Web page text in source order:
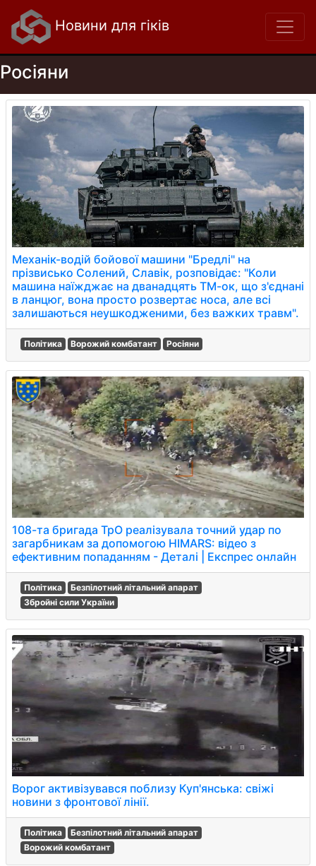
Новини для гіків
Росіяни
Механік-водій бойової машини "Бредлі" на
прізвисько Солений, Славік, розповідає: "Коли
машина наїжджає на дванадцять ТМ-ок, що з'єднані
в ланцюг, вона просто розвертає носа, але всі
залишаються неушкодженими, без важких травм".
Політика Ворожий комбатант Росіяни
108-та бригада ТрО реалізувала точний удар по
загарбникам за допомогою HIMARS: відео з
ефективним попаданням - Деталі | Експрес онлайн
Політика
Безпілотний літальний апарат
Збройні сили України
Ворог активізувався поблизу Куп'янська: свіжі
новини з фронтової лінії.
Політика
Безпілотний літальний апарат
Ворожий комбатант